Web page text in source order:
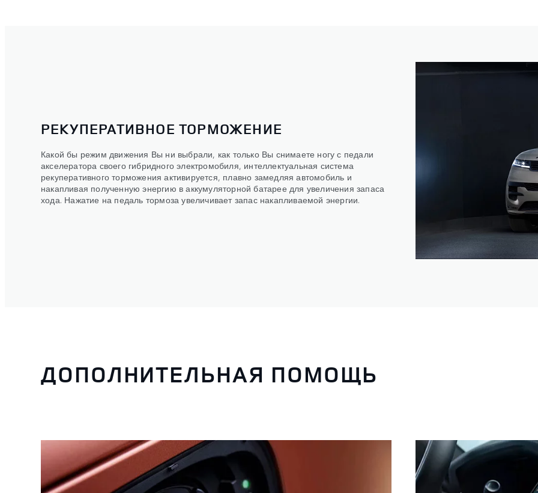
РЕКУПЕРАТИВНОЕ ТОРМОЖЕНИЕ
Какой бы режим движения Вы ни выбрали, как только Вы снимаете ногу с педали
акселератора своего гибридного электромобиля, интеллектуальная система
рекуперативного торможения активируется, плавно замедляя автомобиль и
накапливая полученную энергию в аккумуляторной батарее для увеличения запаса
хода. Нажатие на педаль тормоза увеличивает запас накапливаемой энергии.
ДОПОЛНИТЕЛЬНАЯ ПОМОЩЬ